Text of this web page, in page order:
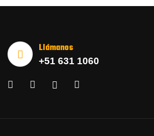
Llámanos
+51 631 1060